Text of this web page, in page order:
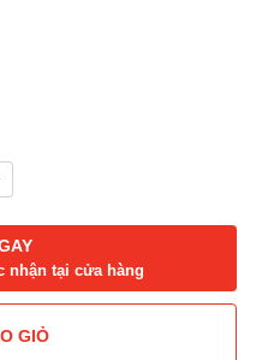
nhận tại cửa hàng
GIỎ